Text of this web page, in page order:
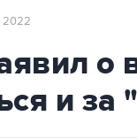
2022
о
и